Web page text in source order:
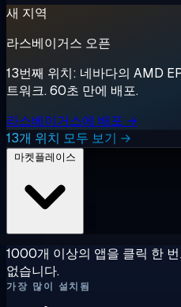
새 지역
라스베이거스 오픈
13번째 위치: 네바다의 AMD
트워크. 60초 만에 배포.
라스베이거스에 배포 →
13개 위치 모두 보기 →
1000개 이상의 앱을 클릭 한
없습니다.
가장 많이 설치됨